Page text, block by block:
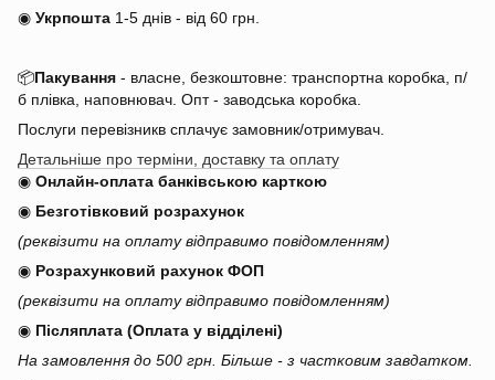
◉ Укрпошта 1-5 днів - від 60 грн.
📦Пакування - власне, безкоштовне: транспортна коробка, п/
б плівка, наповнювач. Опт - заводська коробка.
Послуги перевізникв сплачує замовник/отримувач.
Детальніше про терміни, доставку та оплату
◉ Онлайн-оплата банківською карткою
◉ Безготівковий розрахунок
(реквізити на оплату відправимо повідомленням)
◉ Розрахунковий рахунок ФОП
(реквізити на оплату відправимо повідомленням)
◉ Післяплата (Оплата у відділені)
На замовлення до 500 грн. Більше - з частковим завдатком.